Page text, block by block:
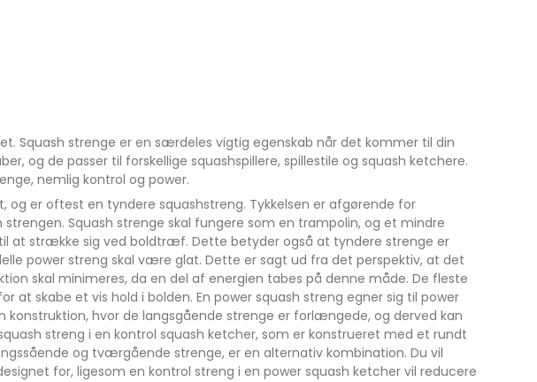
Squash strenge er en særdeles vigtig egenskab når det kommer til din
og de passer til forskellige squashspillere, spillestile og squash ketchere.
nemlig kontrol og power.
og er oftest en tyndere squashstreng. Tykkelsen er afgørende for
Squash strenge skal fungere som en trampolin, og et mindre
at strække sig ved boldtræf. Dette betyder også at tyndere strenge er
power streng skal være glat. Dette er sagt ud fra det perspektiv, at det
skal minimeres, da en del af energien tabes på denne måde. De fleste
at skabe et vis hold i bolden. En power squash streng egner sig til power
hvor de langsgående strenge er forlængede, og derved kan
streng i en kontrol squash ketcher, som er konstrueret med et rundt
og tværgående strenge, er en alternativ kombination. Du vil
for, ligesom en kontrol streng i en power squash ketcher vil reducere